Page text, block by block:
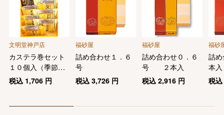
文明堂神戸店
カステラ巻セット
１０個入（季節限
定オレンジカステ
ラ入）
税込 1,706円
福砂屋
詰め合わせ１．６
号
税込3,726 円
福砂屋
詰め合わせ０．６
号 ２本入
税込2,916 円
福砂
詰
本入
税